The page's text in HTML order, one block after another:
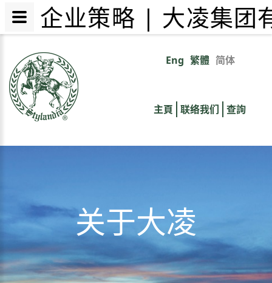
主
Eng 繁體 简体
links
主頁 联络我们 查詢
关于大凌
企业策略 | 大凌集团